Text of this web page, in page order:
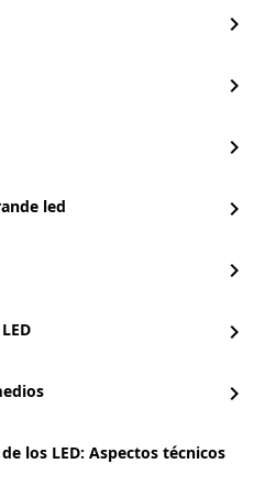
chevron_right
chevron_right
chevron_right
led chevron_right
chevron_right
chevron_right
chevron_right
los LED: Aspectos técnicos